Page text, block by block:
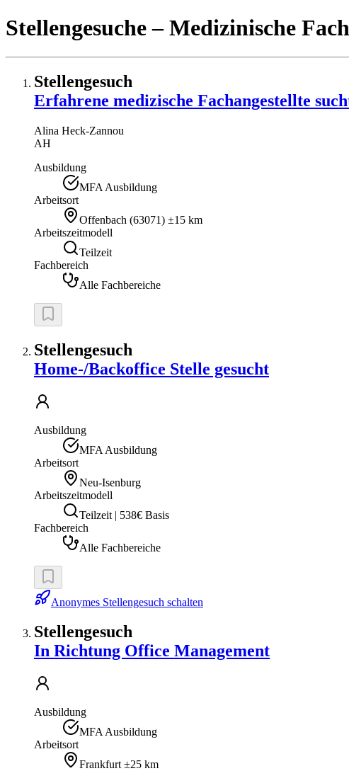
Stellengesuche– Medizinische
Stellengesuch
Erfahrene medizische Fachangestellte
Alina Heck-Zannou
AH
Ausbildung
MFA Ausbildung
Arbeitsort
Offenbach (63071) ±15 km
Arbeitszeitmodell
Teilzeit
Fachbereich
Alle Fachbereiche
Stellengesuch
Home-/Backoffice Stelle gesucht
Ausbildung
MFA Ausbildung
Arbeitsort
Neu-Isenburg
Arbeitszeitmodell
Teilzeit | 538€ Basis
Fachbereich
Alle Fachbereiche
Anonymes Stellengesuch schalten
Stellengesuch
In Richtung Office Management
Ausbildung
MFA Ausbildung
Arbeitsort
Frankfurt ±25 km